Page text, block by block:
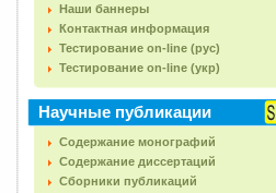
Наши баннеры
Контактная информация
Тестирование on-line (рус)
Тестирование on-line (укр)
Научные публикации
Содержание монографий
Содержание диссертаций
Сборники публикаций